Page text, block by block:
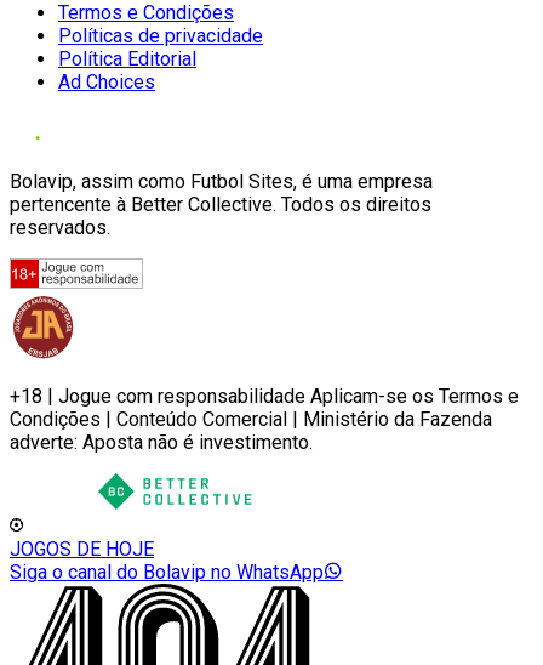
Termos e Condições
Políticas de privacidade
Política Editorial
Ad Choices
Bolavip, assim como Futbol Sites, é uma empresa
pertencente à Better Collective. Todos os direitos
reservados.
+18 | Jogue com responsabilidade Aplicam-se os Termos e
Condições | Conteúdo Comercial | Ministério da Fazenda
adverte: Aposta não é investimento.
JOGOS DE HOJE
Siga o canal do Bolavip no WhatsApp